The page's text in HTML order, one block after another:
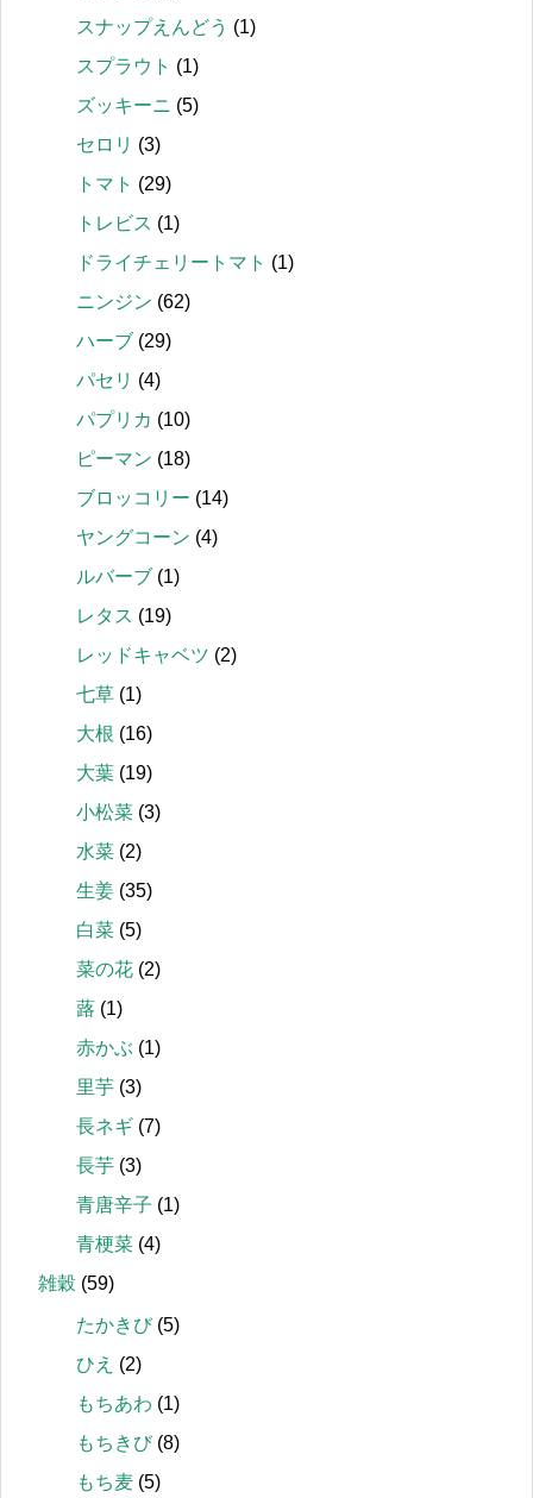
スナップえんどう (1)
スプラウト (1)
ズッキーニ (5)
セロリ (3)
トマト (29)
トレビス (1)
ドライチェリートマト (1)
ニンジン (62)
ハーブ (29)
パセリ (4)
パプリカ (10)
ピーマン (18)
ブロッコリー (14)
ヤングコーン (4)
ルバーブ (1)
レタス (19)
レッドキャベツ (2)
七草 (1)
大根 (16)
大葉 (19)
小松菜 (3)
水菜 (2)
生姜 (35)
白菜 (5)
菜の花 (2)
蕗 (1)
赤かぶ (1)
里芋 (3)
長ネギ (7)
長芋 (3)
青唐辛子 (1)
青梗菜 (4)
雑穀 (59)
たかきび(5)
ひえ (2)
もちあわ (1)
もちきび(8)
もち麦 (5)